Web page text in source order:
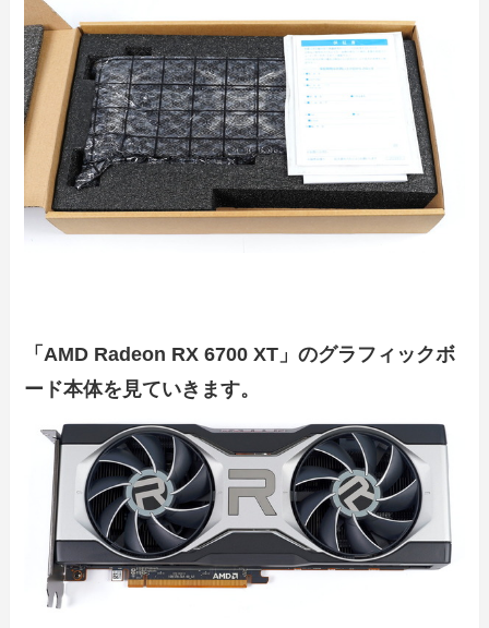
「AMD Radeon RX 6700 XT」のグラフィックボ
ード本体を見ていきます。